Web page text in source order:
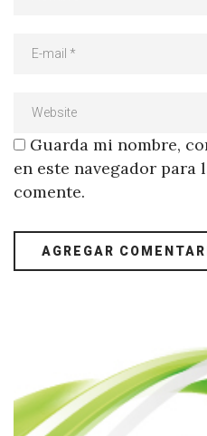
Guarda mi nombre,
en este navegador para
comente.